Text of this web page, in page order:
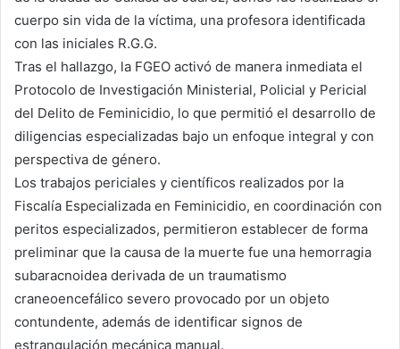
cuerpo sin vida de la víctima, una profesora identificada
con las iniciales R.G.G.
Tras el hallazgo, la FGEO activó de manera inmediata el
Protocolo de Investigación Ministerial, Policial y Pericial
del Delito de Feminicidio, lo que permitió el desarrollo de
diligencias especializadas bajo un enfoque integral y con
perspectiva de género.
Los trabajos periciales y científicos realizados por la
Fiscalía Especializada en Feminicidio, en coordinación con
peritos especializados, permitieron establecer de forma
preliminar que la causa de la muerte fue una hemorragia
subaracnoidea derivada de un traumatismo
craneoencefálico severo provocado por un objeto
contundente, además de identificar signos de
estrangulación mecánica manual.